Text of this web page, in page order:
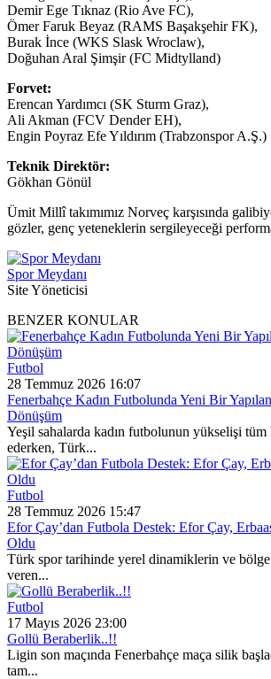
Demir Ege Tıknaz (Rio Ave FC),
Ömer Faruk Beyaz (RAMS Başakşehir FK),
Burak İnce (WKS Slask Wroclaw),
Doğuhan Aral Şimşir (FC Midtylland)
Forvet:
Erencan Yardımcı (SK Sturm Graz),
Ali Akman (FCV Dender EH),
Engin Poyraz Efe Yıldırım (Trabzonspor A.Ş.)
Teknik Direktör:
Gökhan Gönül
Ümit Millî takımımız Norveç karşısında
gözler, genç yeteneklerin sergileyeceği
Spor Meydanı
Site Yöneticisi
BENZER KONULAR
Futbol
28 Temmuz 2026 16:07
Fenerbahçe Kadın Futbolunda Yeni Bir
Dönüşüm
Yeşil sahalarda kadın futbolunun yükselişi tüm
ederken, Türk...
Futbol
28 Temmuz 2026 15:47
Efor Çay’dan Futbola Destek: Efor Çay,
Oldu
Türk spor tarihinde yerel dinamiklerin ve
veren...
Futbol
17 Mayıs 2026 23:00
Gollü Beraberlik..!!
Ligin son maçında Fenerbahçe maça silik
tam...